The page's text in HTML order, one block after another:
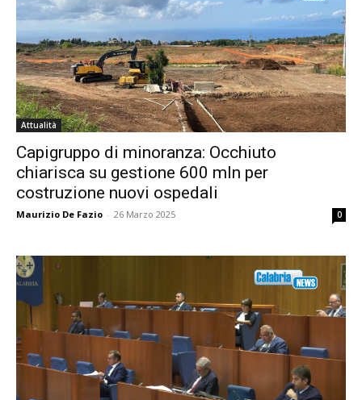
Attualità
Capigruppo di minoranza: Occhiuto
chiarisca su gestione 600 mln per
costruzione nuovi ospedali
Maurizio De Fazio - 26 Marzo 2025 0